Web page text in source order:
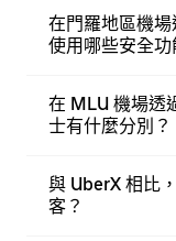
在門羅地區機
使用哪些安全功
在 MLU 機場透
士有什麼分別？
與 UberX 相比
客？